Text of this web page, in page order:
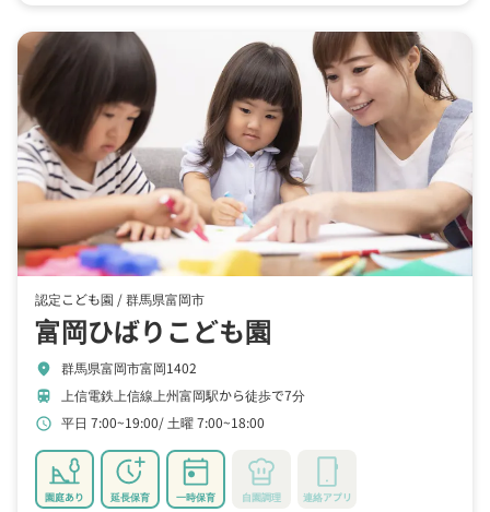
認定こども園 /群馬県富岡市
富岡ひばりこども園
location_on 群馬県富岡市富岡1402
train 上信電鉄上信線上州富岡駅から徒歩で7分
schedule 平日 7:00~19:00 土曜 7:00~18:00
園庭あり 延長保育 一時保育 自園調理 連絡アプリ